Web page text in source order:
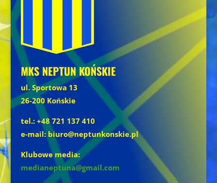
MKS NEPTUN KOŃSKIE
ul. Sportowa 13
26-200 Końskie
tel.: +48 721 137 410
e-mail: biuro@neptunkonskie.pl
Klubowe media:
medianeptuna@gmail.com